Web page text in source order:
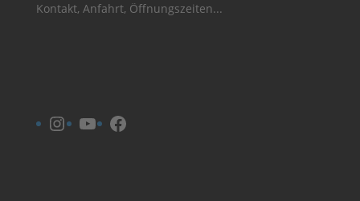
Kontakt, Anfahrt, Öffnungszeiten...
Instagram
YouTubeFacebook